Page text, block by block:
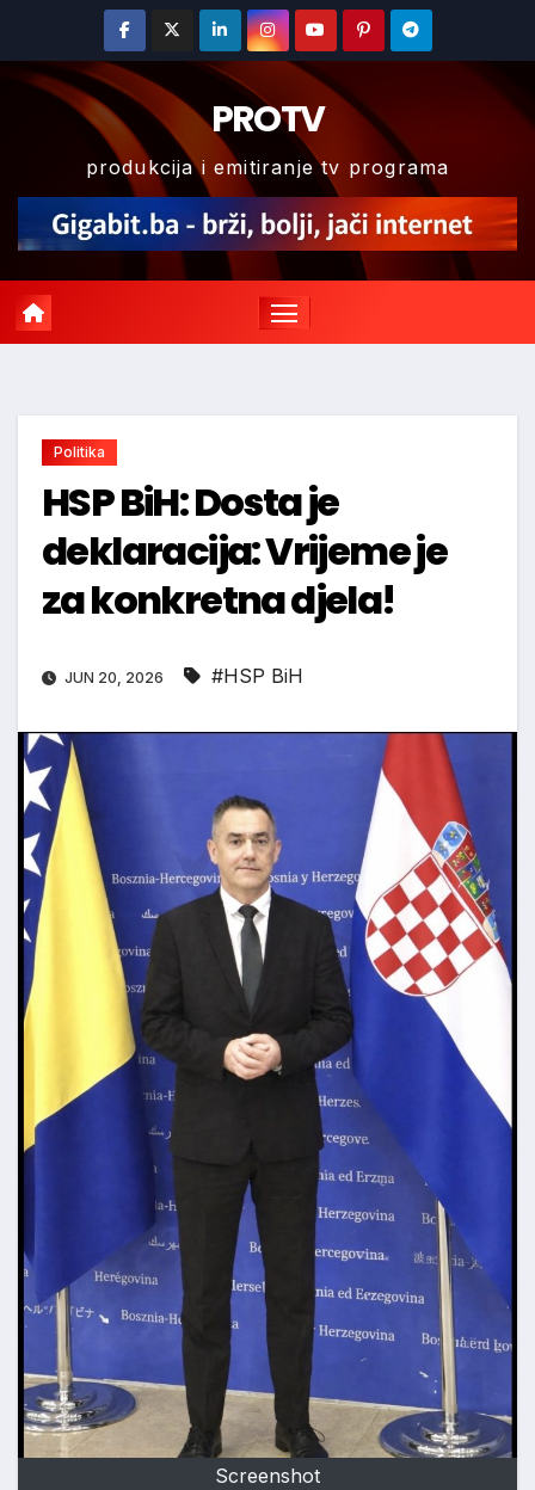
content
PROTV
produkcija i emitiranje tv programa
Politika
HSP BiH: Dosta je
deklaracija: Vrijeme je
za konkretna djela!
JUN 20, 2026 #HSP BiH
Screenshot